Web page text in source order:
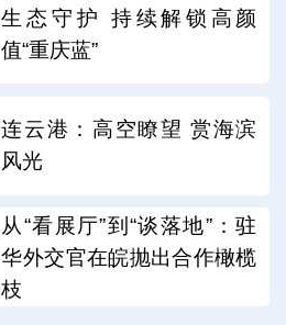
生态守护 持续解锁高颜
值“重庆蓝”
连云港：高空瞭望 赏海滨
风光
从“看展厅”到“谈落地”：驻
华外交官在皖抛出合作橄榄
枝